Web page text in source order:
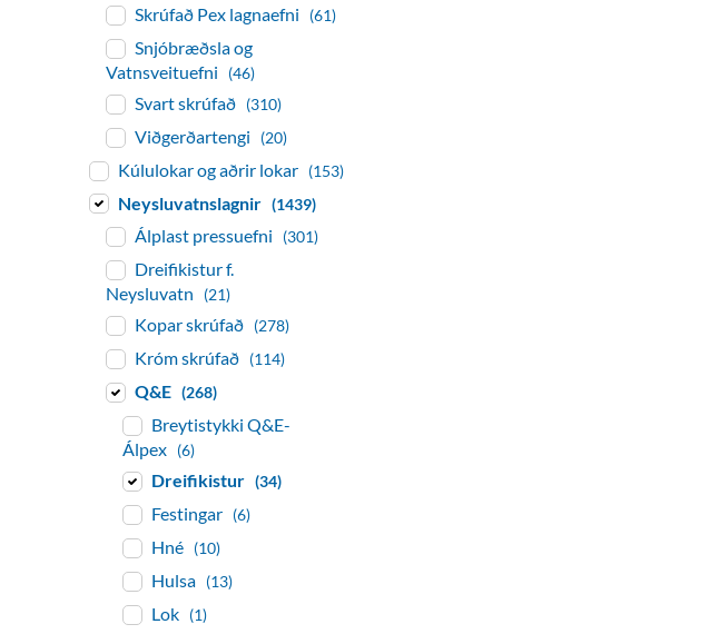
Skrúfað Pex lagnaefni (61)
Snjóbræðsla og
Vatnsveituefni
(46)
Svart skrúfað (310)
Viðgerðartengi (20)
Kúlulokar og aðrir lokar (153)
Neysluvatnslagnir (1439)
Álplast pressuefni (301)
Dreifikistur f.
Neysluvatn
(21)
Kopar skrúfað (278)
Króm skrúfað (114)
Q&E (268)
Breytistykki Q&E-
Álpex (6)
Dreifikistur (34)
Festingar (6)
Hné (10)
Hulsa (13)
Lok (1)